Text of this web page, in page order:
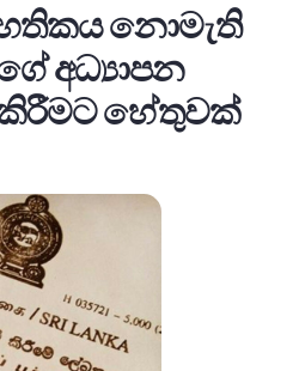
නොමැති
අධ්‍යාපන
හේතුවක්